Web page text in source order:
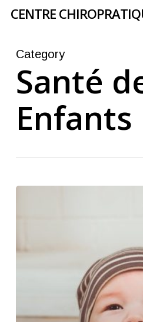
Skip
content
CENTRE
Category
Santé
Enfants
développement
enfant